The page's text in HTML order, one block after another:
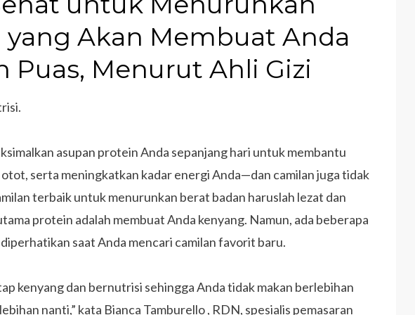
yang Akan Membuat Anda
Puas, Menurut Ahli Gizi
asupan protein Anda sepanjang hari untuk membantu
serta meningkatkan kadar energi Anda—dan camilan juga tidak
terbaik untuk menurunkan berat badan haruslah lezat dan
protein adalah membuat Anda kenyang. Namun, ada beberapa
saat Anda mencari camilan favorit baru.
kenyang dan bernutrisi sehingga Anda tidak makan berlebihan
nanti,” kata Bianca Tamburello , RDN, spesialis pemasaran